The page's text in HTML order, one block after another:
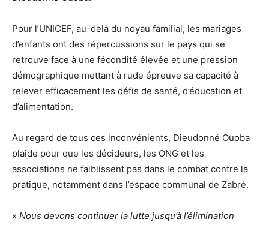
Pour l’UNICEF, au-delà du noyau familial, les mariages
d’enfants ont des répercussions sur le pays qui se
retrouve face à une fécondité élevée et une pression
démographique mettant à rude épreuve sa capacité à
relever efficacement les défis de santé, d’éducation et
d’alimentation.
Au regard de tous ces inconvénients, Dieudonné Ouoba
plaide pour que les décideurs, les ONG et les
associations ne faiblissent pas dans le combat contre la
pratique, notamment dans l’espace communal de Zabré.
« Nous devons continuer la lutte jusqu’à l’élimination